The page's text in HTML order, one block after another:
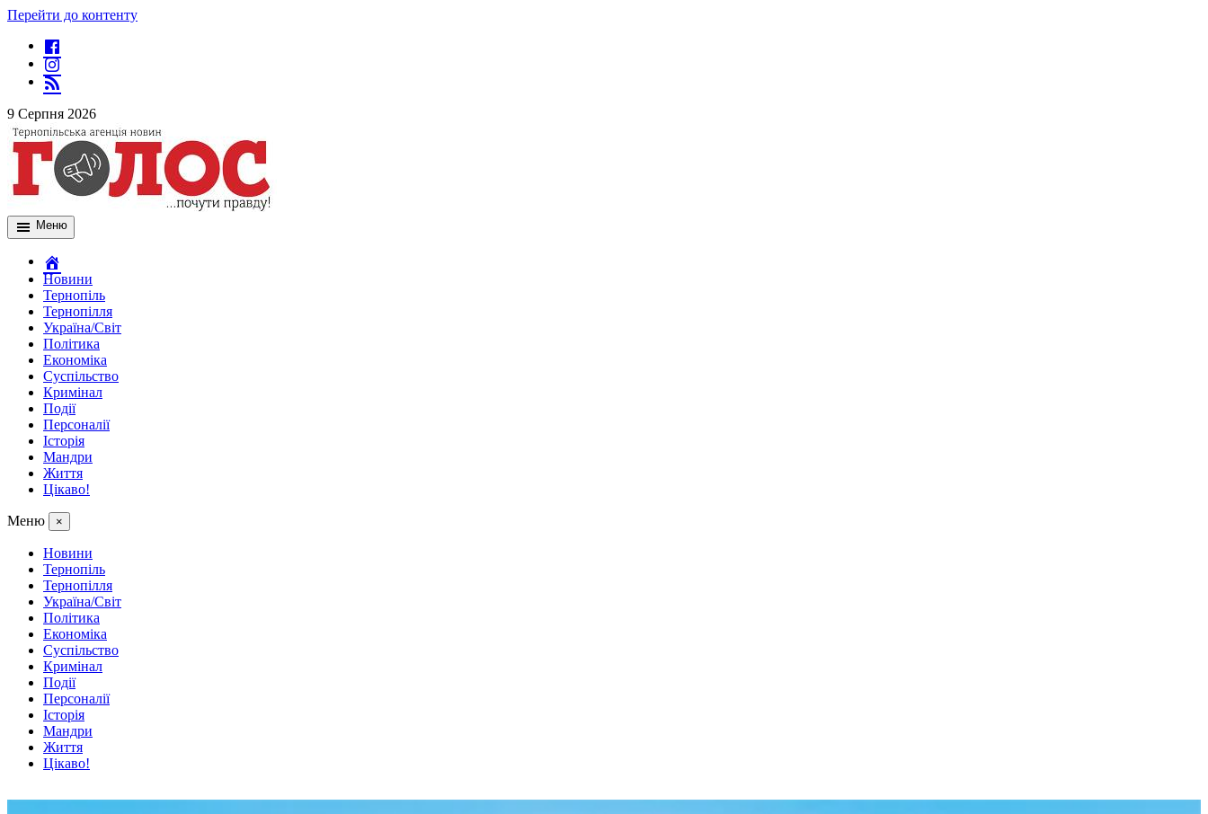
Перейти до контенту
9 Серпня 2026
Меню
Новини
Тернопіль
Тернопілля
Україна/Світ
Політика
Економіка
Суспільство
Кримінал
Події
Персоналії
Історія
Мандри
Життя
Цікаво!
Меню ×
Новини
Тернопіль
Тернопілля
Україна/Світ
Політика
Економіка
Суспільство
Кримінал
Події
Персоналії
Історія
Мандри
Життя
Цікаво!